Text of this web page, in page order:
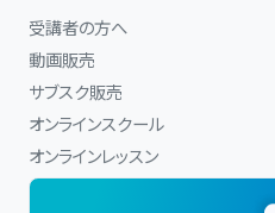
受講者の方へ
動画販売
サブスク販売
オンラインスクール
オンラインレッスン